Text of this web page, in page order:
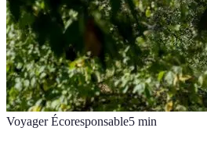
Voyager Écoresponsable5 min